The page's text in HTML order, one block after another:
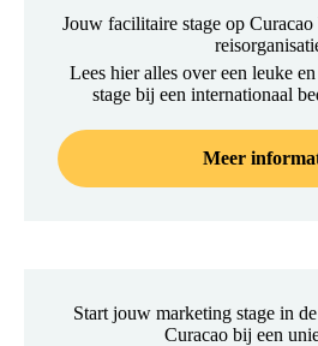
Jouw facilitaire stage op
Lees hier alles over een leuke
stage bij een internationaal
Meer
Start jouw marketing stage in
Curacao bij een